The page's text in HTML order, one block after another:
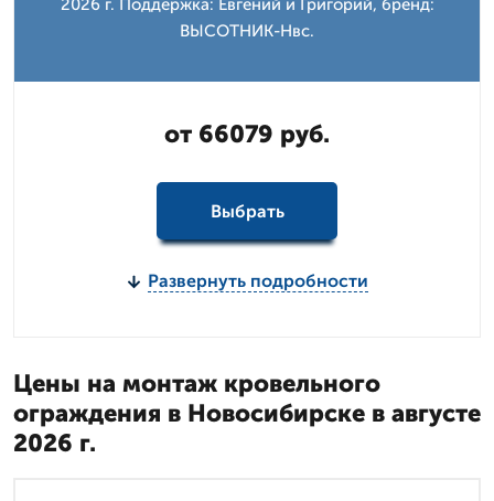
2026 г. Поддержка: Евгений и Григорий, бренд:
ВЫСОТНИК-Нвс.
от 66079 руб.
Выбрать
Развернуть подробности
Цены на монтаж кровельного
ограждения в Новосибирске в августе
2026 г.